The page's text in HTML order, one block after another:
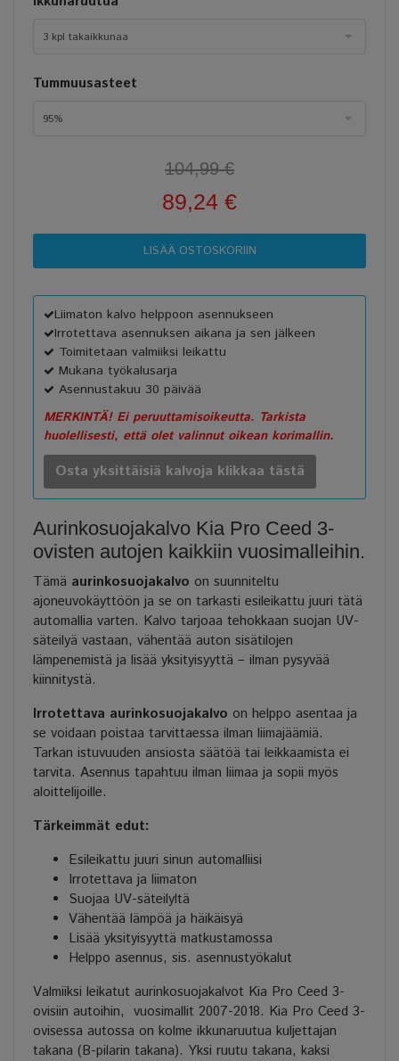
3 kpl takaikkunaa
Tummuusasteet
95%
104,99 €
89,24 €
Liimaton kalvo helppoon asennukseen
Irrotettava asennuksen aikana ja sen jälkeen
Toimitetaan valmiiksi leikattu
Mukana työkalusarja
Asennustakuu 30 päivää
MERKINTÄ! Ei peruuttamisoikeutta. Tarkista
huolellisesti, että olet valinnut oikean korimallin.
Osta yksittäisiä kalvoja klikkaa tästä
Aurinkosuojakalvo Kia Pro Ceed 3-
ovisten autojen kaikkiin vuosimalleihin.
Tämä aurinkosuojakalvo on suunniteltu
ajoneuvokäyttöön ja se on tarkasti esileikattu juuri tätä
automallia varten. Kalvo tarjoaa tehokkaan suojan UV-
säteilyä vastaan, vähentää auton sisätilojen
lämpenemistä ja lisää yksityisyyttä – ilman pysyvää
kiinnitystä.
Irrotettava aurinkosuojakalvo on helppo asentaa ja
se voidaan poistaa tarvittaessa ilman liimajäämiä.
Tarkan istuvuuden ansiosta säätöä tai leikkaamista ei
tarvita. Asennus tapahtuu ilman liimaa ja sopii myös
aloittelijoille.
Tärkeimmät edut:
Esileikattu juuri sinun automalliisi
Irrotettava ja liimaton
Suojaa UV-säteilyltä
Vähentää lämpöä ja häikäisyä
Lisää yksityisyyttä matkustamossa
Helppo asennus, sis. asennustyökalut
Valmiiksi leikatut aurinkosuojakalvot Kia Pro Ceed 3-
ovisiin autoihin, vuosimallit 2007-2018. Kia Pro Ceed 3-
ovisessa autossa on kolme ikkunaruutua kuljettajan
takana (B-pilarin takana). Yksi ruutu takana, kaksi